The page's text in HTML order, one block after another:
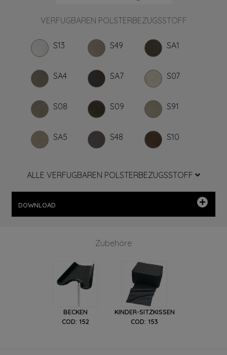
VERFUGBAREN POLSTERBEZUGSSTOFF
S13 S49 SA1
SA4 SA7 S07
S08 S09 S91
SA5 S48 S10
ALLE VERFUGBAREN POLSTERBEZUGSSTOFF
DOWNLOAD
Zubehöre
BECKEN
COD: 152
KINDER-SITZKISSEN
COD: 153